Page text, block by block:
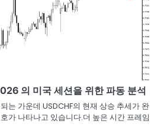
의 미국 세션을 위한 파동 분석
는 가운데 USDCHF의 현재 상승 추세가 완
가 나타나고 있습니다.더 높은 시간 프레임